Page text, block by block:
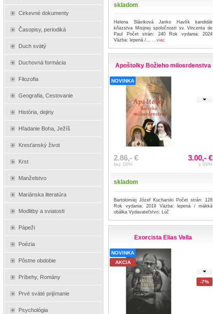
Cirkevné dokumenty
Časopisy, periodiká
Duch svätý
Duchovná formácia
Filozofia
Geografia, Cestovanie
História, dejiny
Hľadanie Boha, Ježíš
Kresťanský život
Krst
Manželstvo
Mariánska literatúra
Modlitby a sviatosti
Pápeži
Poézia
Pôstne obdobie
Príbehy, Romány
Prvé sväté prijímanie
Psychológia
skladom
Helena Sláviková Janko Havlík kandidát
kňazstva Misijnej spoločnosti sv. Vincenta de
Paul Počet strán: 240 Rok vydania: 2024
Väzba: lepená /...
...viac
Apoštolky Božieho milosrdenstva
NOVINKA
2.86,- €
bez DPH
3.00,- €
s DPH
skladom
Bartolomiej Józef Kucharski Počet strán: 128
Rok vydania: 2019 Väzba: lepená / mäkká
obálka Vydavateľstvo: Lúč
Exorcista Elias Vella
NOVINKA
AKCIA
-7%